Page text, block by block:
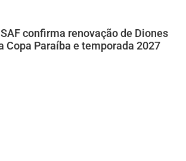
confirma renovação de Diones
Copa Paraíba e temporada 2027